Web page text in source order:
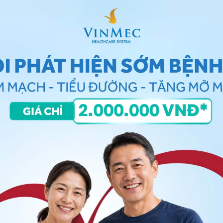
ảnh hưởng tới vết mổ cũng như các đường khâu tại
ho sau mổ. Sẽ dễ ho hơn nếu bạn kê gối dưới
trở mình cũng giúp quá trình hồi phục tốt hơn.
về một bên và thường xuyên trở mình trong khi
Nằm ngửa trong một thời gian dài sẽ không tốt
sẽ có thểăn thức ăn lỏng như súp, cháo. Tuỳ thuộc
sang ăn như bình thường sớm hay muộn.
dậy hoặc đi bộ xung quanh phòng. Sau đó, có thể
hành lang, thậm chí lên cầu thang, đi bộ dài hơn để
người ngay sau mổ. Vài ngày sau bạn có thể tắm dội